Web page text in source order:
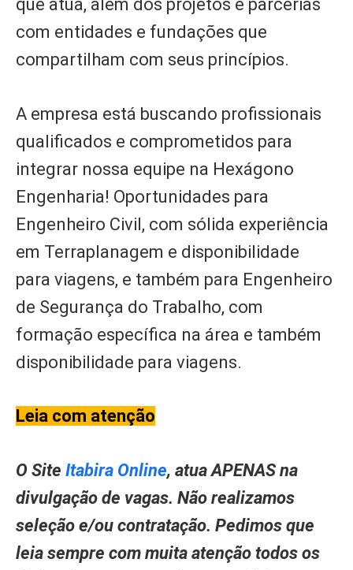
que atua, além dos projetos e parcerias
com entidades e fundações que
compartilham com seus princípios.
A empresa está buscando profissionais
qualificados e comprometidos para
integrar nossa equipe na Hexágono
Engenharia! Oportunidades para
Engenheiro Civil, com sólida experiência
em Terraplanagem e disponibilidade
para viagens, e também para Engenheiro
de Segurança do Trabalho, com
formação específica na área e também
disponibilidade para viagens.
Leia com atenção
O Site Itabira Online, atua APENAS na
divulgação de vagas. Não realizamos
seleção e/ou contratação. Pedimos que
leia sempre com muita atenção todos os